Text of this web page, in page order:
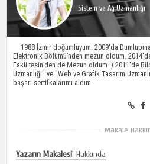
Sistem ve Ağ Uzmanlığı
1988 İzmir doğumluyum. 2009′da
Elektronik Bölümü’nden mezun oldum.
Fakültesin’den de Mezun oldum :) 2011'de
Uzmanlığı" ve "Web ve Grafik Tasarım
başarı sertifkalarımı aldım.
Yazarın Makalesi' Hakkında